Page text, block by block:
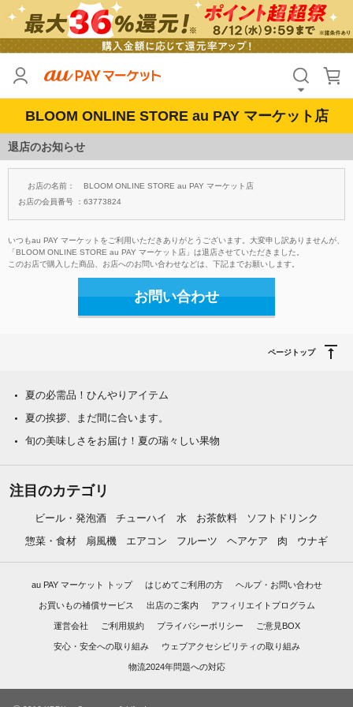
BLOOM ONLINE STORE au PAY マーケット店
退店のお知らせ
お店の名前：
BLOOM ONLINE STORE au PAY マーケット店
お店の会員番号 ： 63773824
いつもau PAY マーケットをご利用いただきありがとうございます。大変申し訳ありませんが、
「BLOOM ONLINE STORE au PAY マーケット店」は退店させていただきました。
このお店で購入した商品、お店へのお問い合わせなどは、下記までお願いします。
お問い合わせ
ページトップ
夏の必需品！ひんやりアイテム
夏の挨拶、まだ間に合います。
旬の美味しさをお届け！夏の瑞々しい果物
注目のカテゴリ
ビール・発泡酒 チューハイ 水 お茶飲料
ソフトドリンク
惣菜・食材
扇風機 エアコン フルーツ ヘアケア 肉 ウナギ
au PAY マーケット トップ はじめてご利用の方 ヘルプ・お問い合わせ
お買いもの補償サービス 出店のご案内 アフィリエイトプログラム
運営会社 ご利用規約 プライバシーポリシー ご意見BOX
安心・安全への取り組み ウェブアクセシビリティの取り組み
物流2024年問題への対応